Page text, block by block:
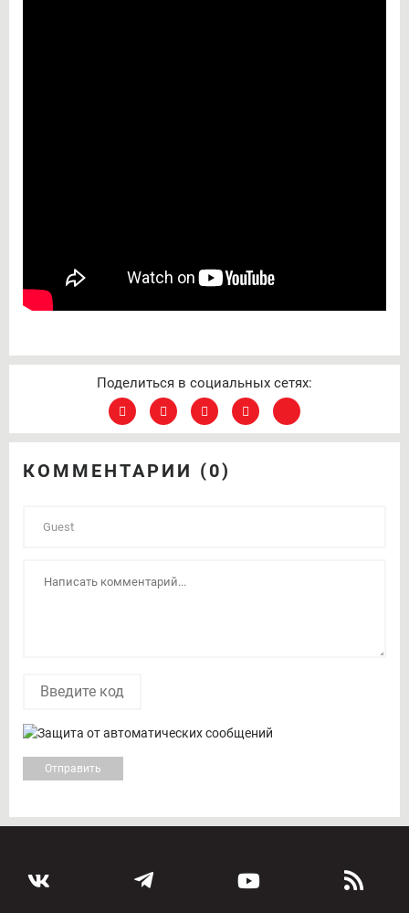
Поделиться в социальных сетях:
КОММЕНТАРИИ (0)